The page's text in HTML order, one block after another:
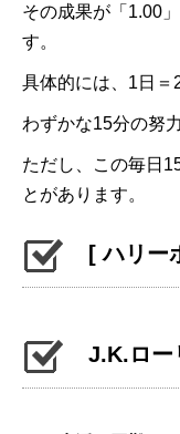
その成果が「1.00
す。
具体的には、1日＝
わずかな15分の努
ただし、この毎日
とがあります。
[ ハリー
J.K.ロー